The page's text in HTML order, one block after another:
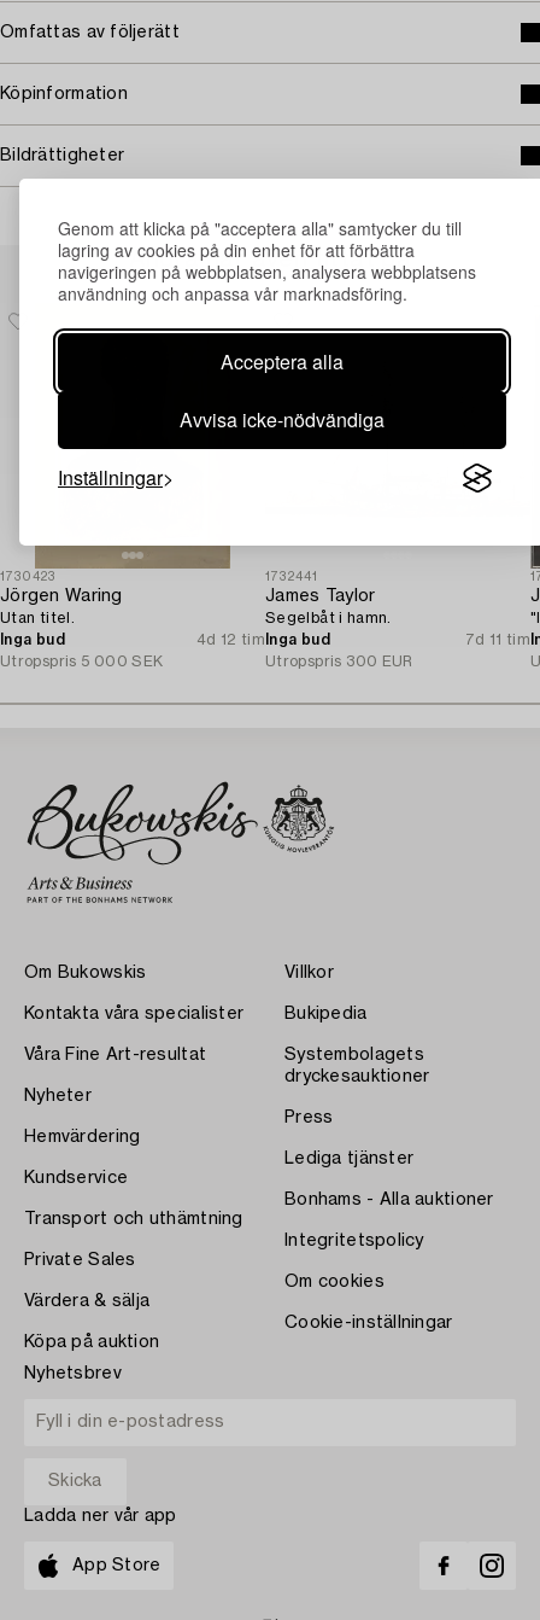
Genom att klicka på "acceptera alla" samtycker du till
lagring av cookies på din enhet för att förbättra
navigeringen på webbplatsen, analysera webbplatsens
användning och anpassa vår marknadsföring.
Acceptera alla
Avvisa icke-nödvändiga
Inställningar
Omfattas av följerätt
Köpinformation
Bildrättigheter
Andra har även tittat på
1730423
Jörgen Waring
Utan titel.
Inga bud
4d 12 tim
Utropspris 5 000 SEK
1732441
James Taylor
Segelbåt i hamn.
Inga bud
7d 11 tim
Utropspris 300 EUR
Om Bukowskis
Kontakta våra specialister
Våra Fine Art-resultat
Nyheter
Hemvärdering
Kundservice
Transport och uthämtning
Private Sales
Värdera & sälja
Köpa på auktion
Villkor
Bukipedia
Systembolagets
dryckesauktioner
Press
Lediga tjänster
Bonhams - Alla auktioner
Integritetspolicy
Om cookies
Cookie-inställningar
Nyhetsbrev
Ladda ner vår app
App Store